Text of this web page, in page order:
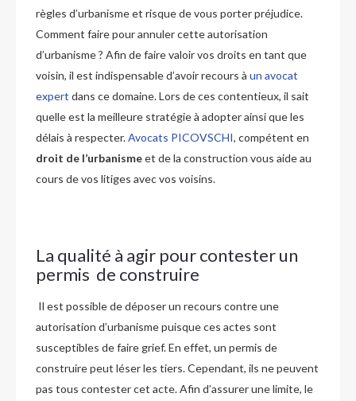
règles d’urbanisme et risque de vous porter préjudice.
Comment faire pour annuler cette autorisation
d’urbanisme ? Afin de faire valoir vos droits en tant que
voisin, il est indispensable d’avoir recours à un avocat
expert dans ce domaine. Lors de ces contentieux, il sait
quelle est la meilleure stratégie à adopter ainsi que les
délais à respecter.Avocats PICOVSCHI, compétent en
droit de l’urbanismeet de la construction vous aide au
cours de vos litiges avec vos voisins.
La qualité à agir pour contester un
permis de construire
Il est possible de déposer un recours contre une
autorisation d’urbanisme puisque ces actes sont
susceptibles de faire grief. En effet, un permis de
construire peut léser les tiers. Cependant, ils ne peuvent
pas tous contester cet acte. Afin d’assurer une limite, le